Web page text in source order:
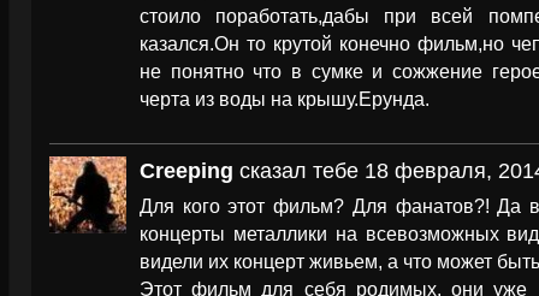
стоило поработать,дабы при всей
казался.Он то крутой конечно фильм,но
не понятно что в сумке и сожжение
черта из воды на крышу.Ерунда.
Creeping сказал тебе 18 февраля,
Для кого этот фильм? Для фанатов?! Да
концерты металлики на всевозможных
видели их концерт живьем, а что может
Этот фильм для себя родимых, они уже